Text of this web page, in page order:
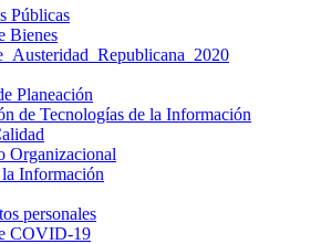
Públicas
Bienes
Planeación
de Tecnologías de la Información
Organizacional
Información
personales
COVID-19